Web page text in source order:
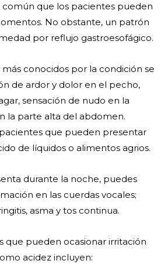
común que los pacientes pueden
No obstante, un patrón
por reflujo gastroesofágico.
conocidos por la condición se
de ardor y dolor en el pecho,
sensación de nudo en la
la parte alta del abdomen.
que pueden presentar
de líquidos o alimentos agrios.
durante la noche, puedes
en las cuerdas vocales;
asma y tos continua.
que pueden ocasionar irritación
acidez incluyen: